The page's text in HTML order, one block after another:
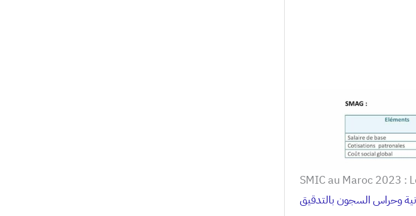
SMIC au Maroc 2023 :
وحراس السجون بالتدقيق